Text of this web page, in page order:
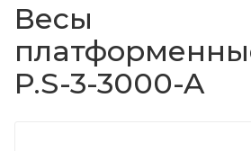
Весы
P.S-3-3000-A